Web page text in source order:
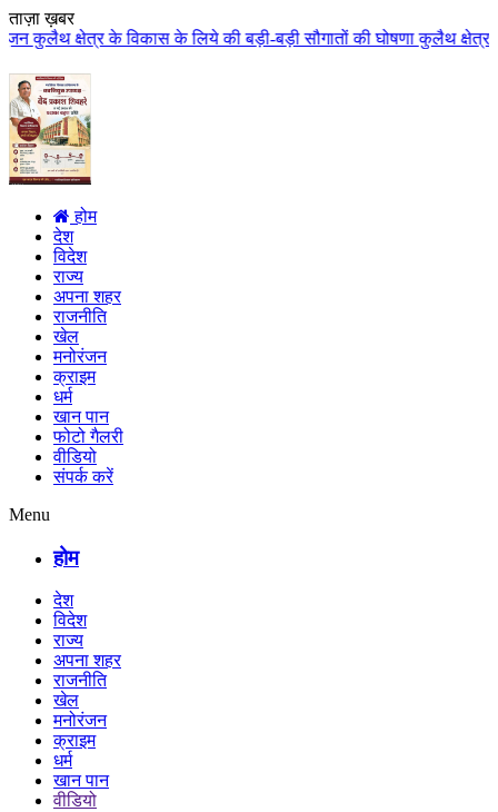
ताज़ा ख़बर
लिये की बड़ी-बड़ी सौगातों की घोषणा कुलैथ क्षेत्र की जनता ने मुख्यमंत्री
होम
देश
विदेश
राज्य
अपना शहर
राजनीति
खेल
मनोरंजन
क्राइम
धर्म
खान पान
फोटो गैलरी
वीडियो
संपर्क करें
Menu
होम
देश
विदेश
राज्य
अपना शहर
राजनीति
खेल
मनोरंजन
क्राइम
धर्म
खान पान
वीडियो